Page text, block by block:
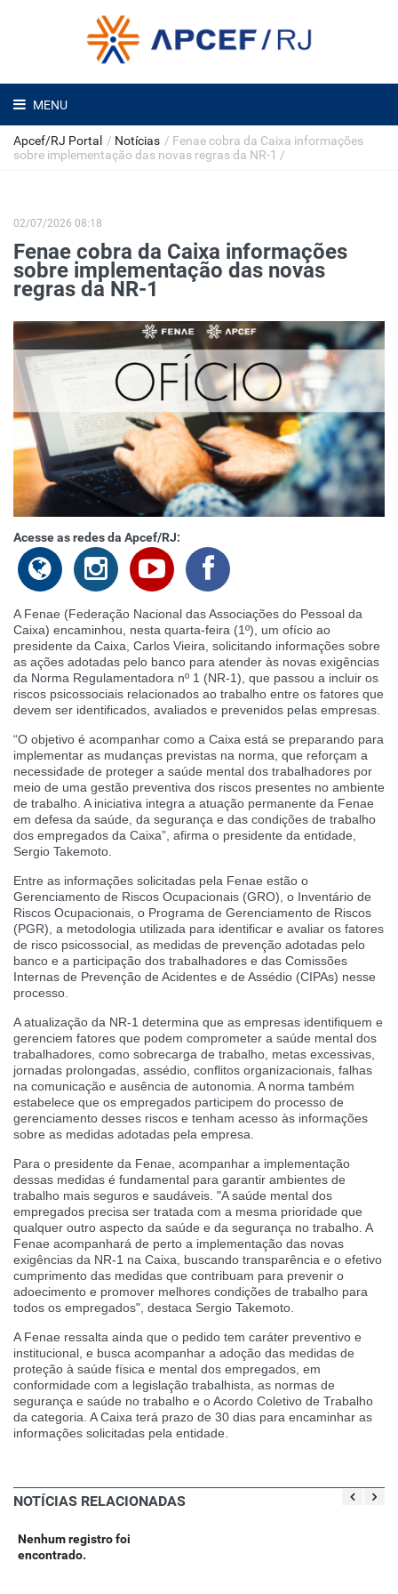
MENU
Apcef/RJ Portal / Notícias / Fenae cobra da Caixa informações
sobre implementação das novas regras da NR-1 /
02/07/2026 08:18
Fenae cobra da Caixa informações
sobre implementação das novas
regras da NR-1
Acesse as redes da Apcef/RJ:
A Fenae (Federação Nacional das Associações do Pessoal da
Caixa) encaminhou, nesta quarta-feira (1º), um ofício ao
presidente da Caixa, Carlos Vieira, solicitando informações sobre
as ações adotadas pelo banco para atender às novas exigências
da Norma Regulamentadora nº 1 (NR-1), que passou a incluir os
riscos psicossociais relacionados ao trabalho entre os fatores que
devem ser identificados, avaliados e prevenidos pelas empresas.
“O objetivo é acompanhar como a Caixa está se preparando para
implementar as mudanças previstas na norma, que reforçam a
necessidade de proteger a saúde mental dos trabalhadores por
meio de uma gestão preventiva dos riscos presentes no ambiente
de trabalho. A iniciativa integra a atuação permanente da Fenae
em defesa da saúde, da segurança e das condições de trabalho
dos empregados da Caixa”, afirma o presidente da entidade,
Sergio Takemoto.
Entre as informações solicitadas pela Fenae estão o
Gerenciamento de Riscos Ocupacionais (GRO), o Inventário de
Riscos Ocupacionais, o Programa de Gerenciamento de Riscos
(PGR), a metodologia utilizada para identificar e avaliar os fatores
de risco psicossocial, as medidas de prevenção adotadas pelo
banco e a participação dos trabalhadores e das Comissões
Internas de Prevenção de Acidentes e de Assédio (CIPAs) nesse
processo.
A atualização da NR-1 determina que as empresas identifiquem e
gerenciem fatores que podem comprometer a saúde mental dos
trabalhadores, como sobrecarga de trabalho, metas excessivas,
jornadas prolongadas, assédio, conflitos organizacionais, falhas
na comunicação e ausência de autonomia. A norma também
estabelece que os empregados participem do processo de
gerenciamento desses riscos e tenham acesso às informações
sobre as medidas adotadas pela empresa.
Para o presidente da Fenae, acompanhar a implementação
dessas medidas é fundamental para garantir ambientes de
trabalho mais seguros e saudáveis. "A saúde mental dos
empregados precisa ser tratada com a mesma prioridade que
qualquer outro aspecto da saúde e da segurança no trabalho. A
Fenae acompanhará de perto a implementação das novas
exigências da NR-1 na Caixa, buscando transparência e o efetivo
cumprimento das medidas que contribuam para prevenir o
adoecimento e promover melhores condições de trabalho para
todos os empregados", destaca Sergio Takemoto.
A Fenae ressalta ainda que o pedido tem caráter preventivo e
institucional, e busca acompanhar a adoção das medidas de
proteção à saúde física e mental dos empregados, em
conformidade com a legislação trabalhista, as normas de
segurança e saúde no trabalho e o Acordo Coletivo de Trabalho
da categoria. A Caixa terá prazo de 30 dias para encaminhar as
informações solicitadas pela entidade.
NOTÍCIAS RELACIONADAS
Nenhum registro foi
encontrado.